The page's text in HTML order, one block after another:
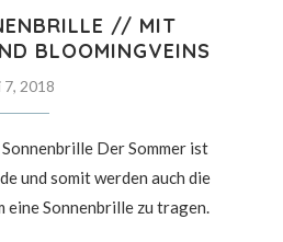
// MIT
BLOOMINGVEINS
7, 2018
Sonnenbrille Der Sommer ist
und somit werden auch die
eine Sonnenbrille zu tragen.